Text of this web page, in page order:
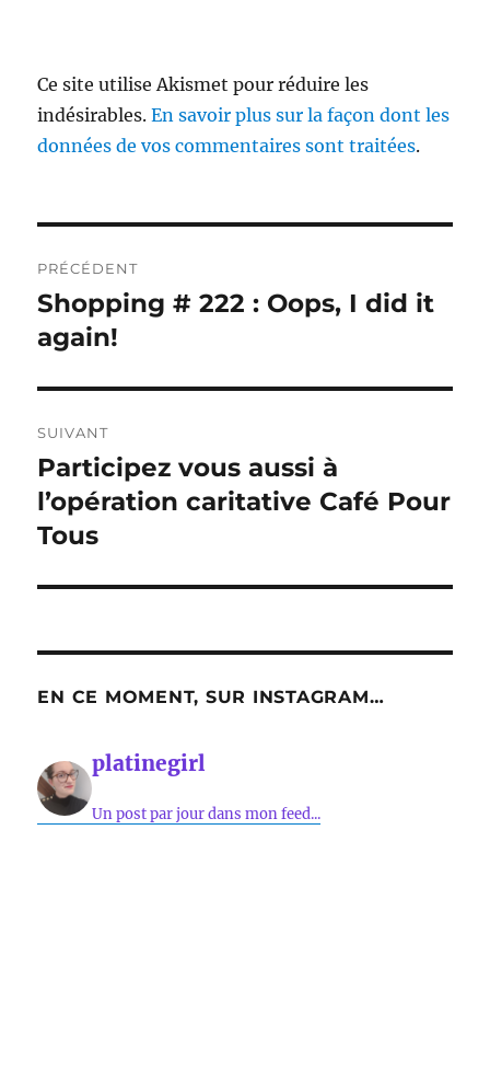
Ce site utilise Akismet pour réduire les
indésirables.En savoir plus sur la façon dont les
données de vos commentaires sont traitées.
de
l’article
PRÉCÉDENT
Publication
précédente :
Shopping # 222 : Oops, I did it
again!
SUIVANT
Publication
suivante :
Participez vous aussi à
l’opération caritative Café Pour
Tous
EN CE MOMENT, SUR INSTAGRAM…
platinegirl
Un post par jour dans mon feed...